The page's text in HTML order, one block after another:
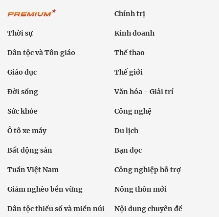
Chính trị
Thời sự Kinh doanh
Dân tộc và Tôn giáo Thể thao
Giáo dục Thế giới
Đời sống Văn hóa - Giải trí
Sức khỏe Công nghệ
Ô tô xe máy Du lịch
Bất động sản Bạn đọc
Tuần Việt Nam Công nghiệp hỗ trợ
Giảm nghèo bền vững Nông thôn mới
Dân tộc thiểu số và miền núi Nội dung chuyên đề